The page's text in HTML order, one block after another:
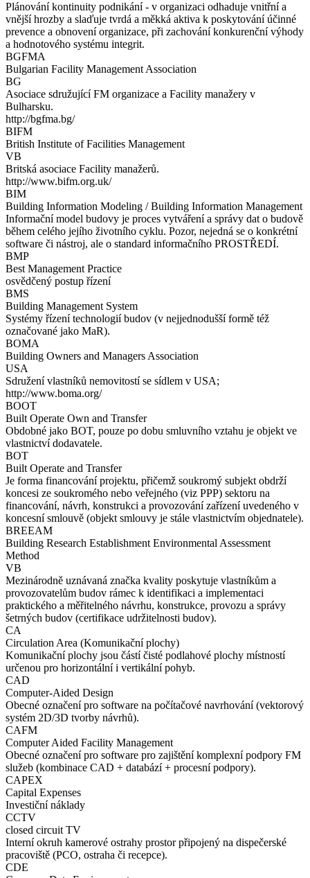
Plánování kontinuity podnikání - v organizaci odhaduje vnitřní a
vnější hrozby a slaďuje tvrdá a měkká aktiva k poskytování účinné
prevence a obnovení organizace, při zachování konkurenční výhody
a hodnotového systému integrit.
BGFMA
Bulgarian Facility Management Association
BG
Asociace sdružující FM organizace a Facility manažery v
Bulharsku.
http://bgfma.bg/
BIFM
British Institute of Facilities Management
VB
Britská asociace Facility manažerů.
http://www.bifm.org.uk/
BIM
Building Information Modeling / Building Information Management
Informační model budovy je proces vytváření a správy dat o budově
během celého jejího životního cyklu. Pozor, nejedná se o konkrétní
software či nástroj, ale o standard informačního PROSTŘEDÍ.
BMP
Best Management Practice
osvědčený postup řízení
BMS
Building Management System
Systémy řízení technologií budov (v nejjednodušší formě též
označované jako MaR).
BOMA
Building Owners and Managers Association
USA
Sdružení vlastníků nemovitostí se sídlem v USA;
http://www.boma.org/
BOOT
Built Operate Own and Transfer
Obdobné jako BOT, pouze po dobu smluvního vztahu je objekt ve
vlastnictví dodavatele.
BOT
Built Operate and Transfer
Je forma financování projektu, přičemž soukromý subjekt obdrží
koncesi ze soukromého nebo veřejného (viz PPP) sektoru na
financování, návrh, konstrukci a provozování zařízení uvedeného v
koncesní smlouvě (objekt smlouvy je stále vlastnictvím objednatele).
BREEAM
Building Research Establishment Environmental Assessment
Method
VB
Mezinárodně uznávaná značka kvality poskytuje vlastníkům a
provozovatelům budov rámec k identifikaci a implementaci
praktického a měřitelného návrhu, konstrukce, provozu a správy
šetrných budov (certifikace udržitelnosti budov).
CA
Circulation Area (Komunikační plochy)
Komunikační plochy jsou částí čisté podlahové plochy místností
určenou pro horizontální i vertikální pohyb.
CAD
Computer-Aided Design
Obecné označení pro software na počítačové navrhování (vektorový
systém 2D/3D tvorby návrhů).
CAFM
Computer Aided Facility Management
Obecné označení pro software pro zajištění komplexní podpory FM
služeb (kombinace CAD + databází + procesní podpory).
CAPEX
Capital Expenses
Investiční náklady
CCTV
closed circuit TV
Interní okruh kamerové ostrahy prostor připojený na dispečerské
pracoviště (PCO, ostraha či recepce).
CDE